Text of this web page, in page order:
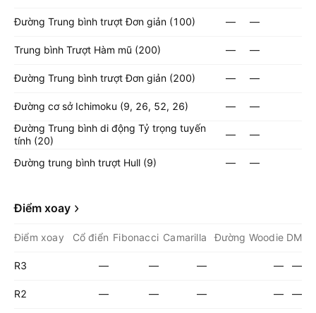
Đường Trung bình trượt Đơn giản (100) — —
Trung bình Trượt Hàm mũ (200) — —
Đường Trung bình trượt Đơn giản (200) — —
Đường cơ sở Ichimoku (9, 26, 52, 26) —
—
Đường Trung bình di động Tỷ trọng tuyến
tính (20)
— —
Đường trung bình trượt Hull (9) — —
Điểm xoay
Điểm xoay Cổ điển Fibonacci Camarilla Đường Woodie DM
R3 — — — — —
R2 — — — — —